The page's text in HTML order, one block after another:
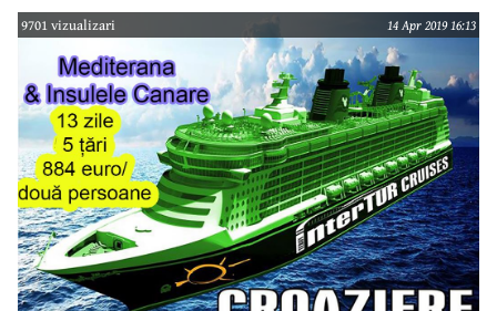
9701 vizualizari 14 Apr 2019 16:13